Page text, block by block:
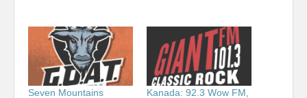
Seven Mountains
Kanada: 92.3 Wow FM,